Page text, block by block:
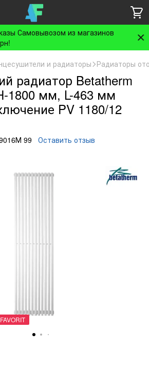
Самовывозом из магазинов
и радиаторы Радиаторы
радиатор Betatherm
1800 мм, L-463 мм
PV 1180/12
99 Оставить отзыв